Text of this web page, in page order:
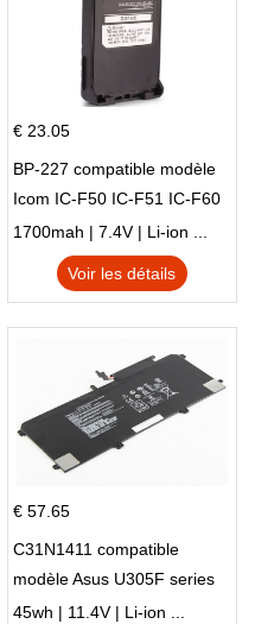
€ 23.05
BP-227 compatible modèle
Icom IC-F50 IC-F51 IC-F60
IC-F61 IC-M87
1700mah | 7.4V | Li-ion ...
Voir les détails
€ 57.65
C31N1411 compatible
modèle Asus U305F series
45wh | 11.4V | Li-ion ...